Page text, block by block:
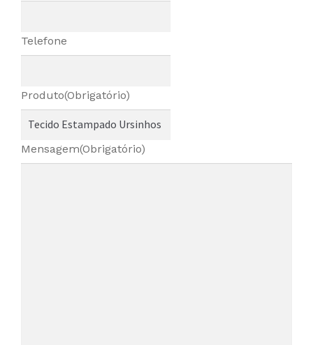
Telefone
Produto(Obrigatório)
Mensagem(Obrigatório)